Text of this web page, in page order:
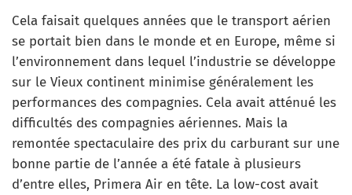
Cela faisait quelques années que le transport aérien
se portait bien dans le monde et en Europe, même si
l’environnement dans lequel l’industrie se développe
sur le Vieux continent minimise généralement les
performances des compagnies. Cela avait atténué les
difficultés des compagnies aériennes. Mais la
remontée spectaculaire des prix du carburant sur une
bonne partie de l’année a été fatale à plusieurs
d’entre elles, Primera Air en tête. La low-cost avait